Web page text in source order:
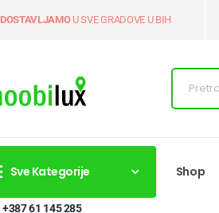
DOSTAVLJAMOU SVE GRADOVE U BIH
Sve Kategorije Shop
+387 61 145 285